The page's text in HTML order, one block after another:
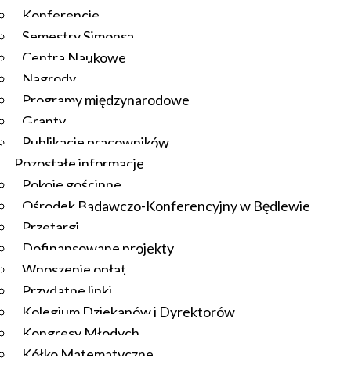
Konferencje
Semestry Simonsa
Centra Naukowe
Nagrody
Programy międzynarodowe
Granty
Publikacje pracowników
Pozostałe informacje
Pokoje gościnne
Ośrodek Badawczo-Konferencyjny w Będlewie
Przetargi
Dofinansowane projekty
Wnoszenie opłat
Przydatne linki
Kolegium Dziekanów i Dyrektorów
Kongresy Młodych
Kółko Matematyczne